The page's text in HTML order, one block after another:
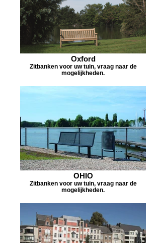
Oxford
Zitbanken voor uw tuin, vraag naar de
mogelijkheden.
OHIO
Zitbanken voor uw tuin, vraag naar de
mogelijkheden.